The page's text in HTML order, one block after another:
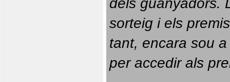
sorteig i els
tant, encara sou
per accedir als